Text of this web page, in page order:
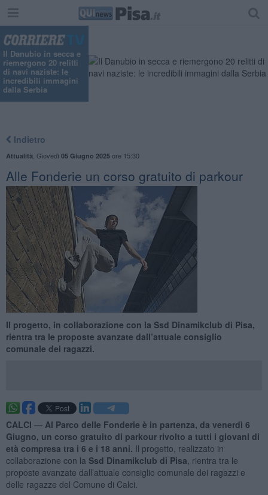
Il Danubio in secca e
riemergono 20 relitti
di navi naziste: le
incredibili immagini
dalla Serbia
Indietro
Attualità Giovedì 05 Giugno 2025ore 15:30
Alle Fonderie un corso gratuito di parkour
Il progetto, in collaborazione con la Ssd Dinamikclub di Pisa,
rientra tra le proposte avanzate dall’attuale consiglio
comunale dei ragazzi.
CALCI — Al Parco delle Fonderie è in partenza, da venerdì 6
Giugno, un corso gratuito di parkour rivolto a tutti i giovani di
età compresa tra i 6 e i 18 anni. Il progetto, realizzato in
collaborazione con la Ssd Dinamikclub di Pisa , rientra tra le
proposte avanzate dall’attuale consiglio comunale dei ragazzi e
delle ragazze del Comune di Calci.